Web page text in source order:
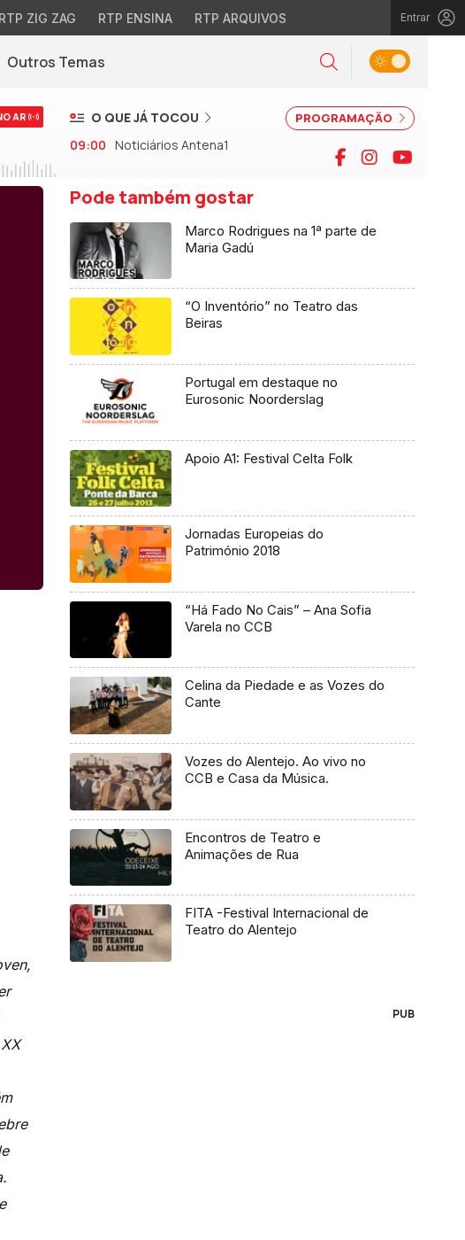
RTP ZIG ZAG RTP ENSINA RTP ARQUIVOS Entrar
janela)
Outros Temas Pesquisar
Alternar tema
AR PROGRAMAÇÃO
O QUE JÁ TOCOU
09:00 Noticiários Antena1 Facebook
Instagram
Pode também gostar
Marco Rodrigues na 1ª parte de
Maria Gadú
“O Inventório” no Teatro das
Beiras
Portugal em destaque no
Eurosonic Noorderslag
Apoio A1: Festival Celta Folk
Jornadas Europeias do
Património 2018
“Há Fado No Cais” – Ana Sofia
Varela no CCB
Celina da Piedade e as Vozes do
Cante
Vozes do Alentejo. Ao vivo no
CCB e Casa da Música.
Encontros de Teatro e
Animações de Rua
FITA -Festival Internacional de
Teatro do Alentejo
PUB